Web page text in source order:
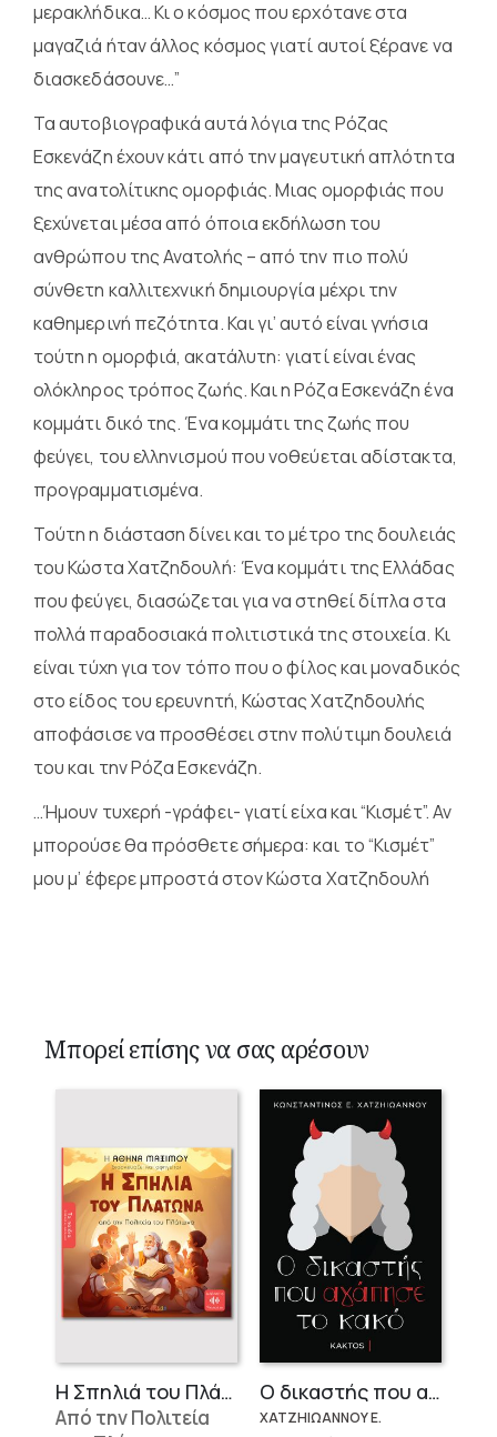
μερακλήδικα… Κι ο κόσμος που ερχότανε στα
μαγαζιά ήταν άλλος κόσμος γιατί αυτοί ξέρανε να
διασκεδάσουνε…”
Τα αυτοβιογραφικά αυτά λόγια της Ρόζας
Εσκενάζη έχουν κάτι από την μαγευτική απλότητα
της ανατολίτικης ομορφιάς. Μιας ομορφιάς που
ξεχύνεται μέσα από όποια εκδήλωση του
ανθρώπου της Ανατολής – από την πιο πολύ
σύνθετη καλλιτεχνική δημιουργία μέχρι την
καθημερινή πεζότητα. Και γι’ αυτό είναι γνήσια
τούτη η ομορφιά, ακατάλυτη: γιατί είναι ένας
ολόκληρος τρόπος ζωής. Και η Ρόζα Εσκενάζη ένα
κομμάτι δικό της. Ένα κομμάτι της ζωής που
φεύγει, του ελληνισμού που νοθεύεται αδίστακτα,
προγραμματισμένα.
Τούτη η διάσταση δίνει και το μέτρο της δουλειάς
του Κώστα Χατζηδουλή: Ένα κομμάτι της Ελλάδας
που φεύγει, διασώζεται για να στηθεί δίπλα στα
πολλά παραδοσιακά πολιτιστικά της στοιχεία. Κι
είναι τύχη για τον τόπο που ο φίλος και μοναδικός
στο είδος του ερευνητή, Κώστας Χατζηδουλής
αποφάσισε να προσθέσει στην πολύτιμη δουλειά
του και την Ρόζα Εσκενάζη.
…Ήμουν τυχερή -γράφει- γιατί είχα και “Κισμέτ”. Αν
μπορούσε θα πρόσθετε σήμερα: και το “Κισμέτ”
μου μ’ έφερε μπροστά στον Κώστα Χατζηδουλή
Μπορεί επίσης να σας αρέσουν
Η Σπηλιά του Πλάτωνα
Από την Πολιτεία
Ο δικαστής που αγάπησε το κακό
ΧΑΤΖΗΙΩΑΝΝΟΥ Ε.